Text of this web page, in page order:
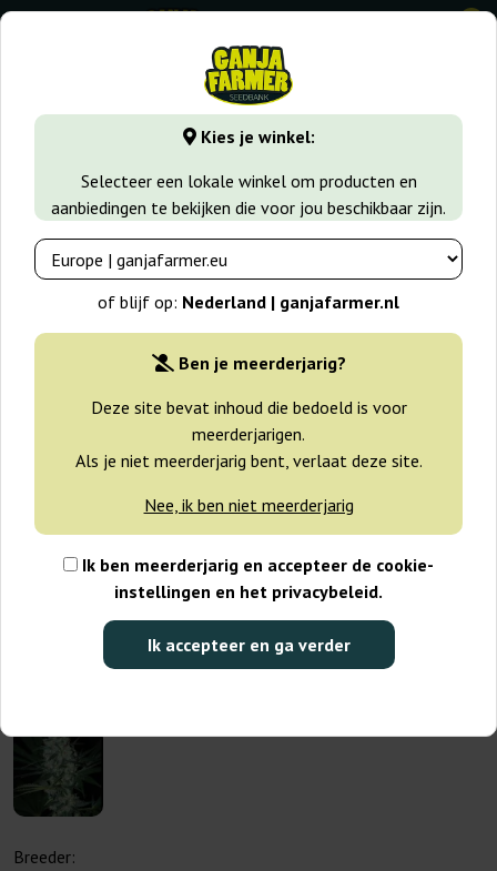
Kies je winkel:
Selecteer een lokale winkel om producten en
aanbiedingen te bekijken die voor jou beschikbaar zijn.
of blijf op: Nederland | ganjafarmer.nl
Ben je meerderjarig?
Deze site bevat inhoud die bedoeld is voor
meerderjarigen.
Als je niet meerderjarig bent, verlaat deze site.
Nee, ik ben niet meerderjarig
Ik ben meerderjarig en accepteer de cookie-
instellingen en het privacybeleid.
Ik accepteer en ga verder
0
GanjaFarmer.nl Zaadsoorten Indica zaden Green Love
Breeder: